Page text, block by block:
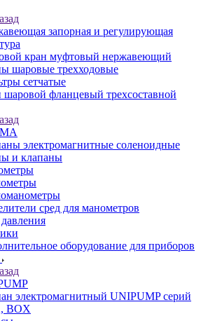
запорная и регулирующая
кран муфтовый нержавеющий
шаровые трехходовые
сетчатые
шаровой фланцевый трехсоставной
электромагнитные соленоидные
и клапаны
сред для манометров
оборудование для приборов
электромагнитный UNIPUMP серий
BOX